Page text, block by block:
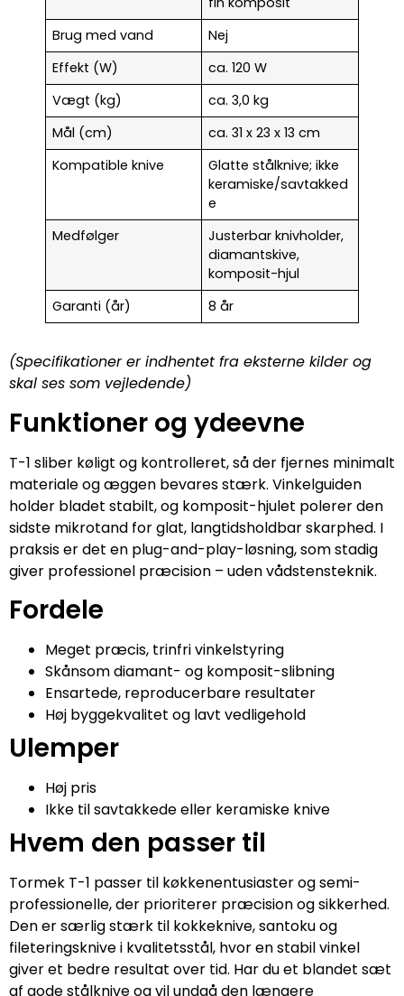
Brug med vand
Nej
Effekt (W)
ca. 120 W
Vægt (kg)
ca. 3,0 kg
Mål (cm)
ca. 31 x 23 x 13 cm
Kompatible knive
Glatte stålknive; ikke
keramiske/savtakked
e
Medfølger
Justerbar knivholder,
diamantskive,
komposit-hjul
Garanti (år)
8 år
(Specifikationer er indhentet fra eksterne kilder og
skal ses som vejledende)
Funktioner og ydeevne
T-1 sliber køligt og kontrolleret, så der fjernes minimalt
materiale og æggen bevares stærk. Vinkelguiden
holder bladet stabilt, og komposit-hjulet polerer den
sidste mikrotand for glat, langtidsholdbar skarphed. I
praksis er det en plug-and-play-løsning, som stadig
giver professionel præcision – uden vådstensteknik.
Fordele
Meget præcis, trinfri vinkelstyring
Skånsom diamant- og komposit-slibning
Ensartede, reproducerbare resultater
Høj byggekvalitet og lavt vedligehold
Ulemper
Høj pris
Ikke til savtakkede eller keramiske knive
Hvem den passer til
Tormek T-1 passer til køkkenentusiaster og semi-
professionelle, der prioriterer præcision og sikkerhed.
Den er særlig stærk til kokkeknive, santoku og
fileteringsknive i kvalitetsstål, hvor en stabil vinkel
giver et bedre resultat over tid. Har du et blandet sæt
af gode stålknive og vil undgå den længere